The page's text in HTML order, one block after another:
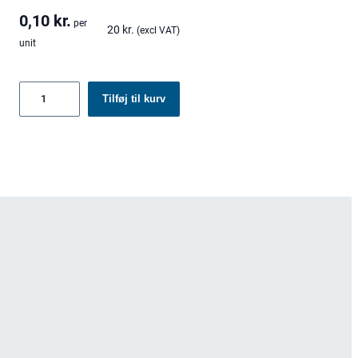
0,10 kr. per
unit
20 kr. (excl VAT)
Genbrugelige
låg
Tilføj til kurv